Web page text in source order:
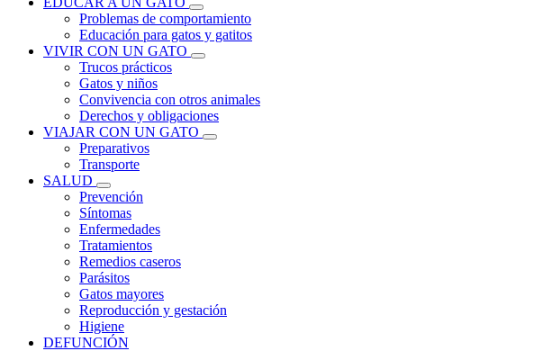
Problemas de comportamiento
Educación para gatos y gatitos
VIVIR CON UN GATO
Trucos prácticos
Gatos y niños
Convivencia con otros animales
Derechos y obligaciones
VIAJAR CON UN GATO
Preparativos
Transporte
SALUD
Prevención
Síntomas
Enfermedades
Tratamientos
Remedios caseros
Parásitos
Gatos mayores
Reproducción y gestación
Higiene
DEFUNCIÓN